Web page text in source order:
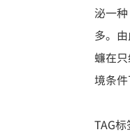
泌一
多。
蠊在
境条
TAG标